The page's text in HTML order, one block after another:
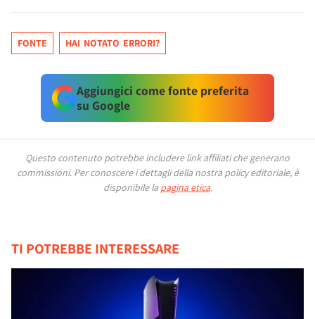
FONTE HAI NOTATO ERRORI?
Aggiungici come fonte preferita
su Google
Questo contenuto potrebbe includere link affiliati che generano
commissioni. Per conoscere i dettagli della nostra policy editoriale, è
disponibile la pagina etica.
TI POTREBBE INTERESSARE